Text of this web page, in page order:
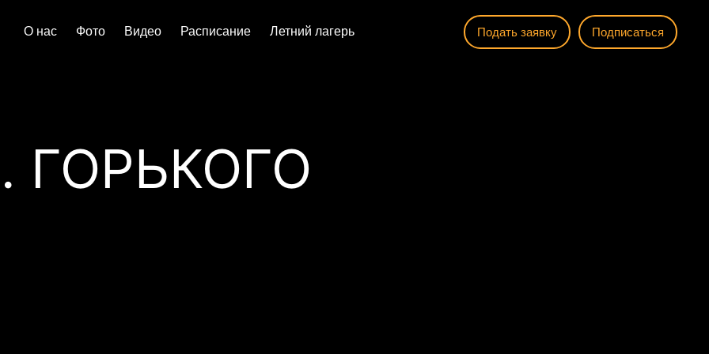
О нас Фото Видео Расписание Летний лагерь Подать заявку Подписаться
ГОРЬКОГО